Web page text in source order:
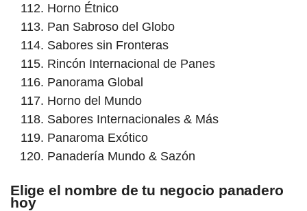
Horno Étnico
Pan Sabroso del Globo
Sabores sin Fronteras
Rincón Internacional de Panes
Panorama Global
Horno del Mundo
Sabores Internacionales & Más
Panaroma Exótico
Panadería Mundo & Sazón
Elige el nombre de tu negocio panadero
hoy